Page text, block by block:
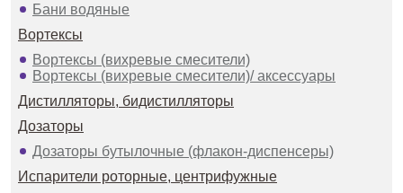
Бани водяные
Вортексы
Вортексы (вихревые смесители)
Вортексы (вихревые смесители)/ аксессуары
Дистилляторы, бидистилляторы
Дозаторы
Дозаторы бутылочные (флакон-диспенсеры)
Испарители роторные, центрифужные